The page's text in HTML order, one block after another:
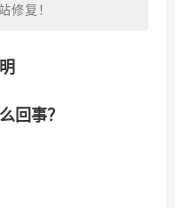
修复！
回事？